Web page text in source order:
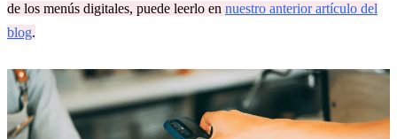
de los menús digitales, puede leerlo en nuestro anterior artículo del
blog.